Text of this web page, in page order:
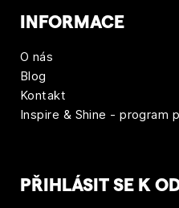
INFORMACE
O nás
Blog
Kontakt
Inspire & Shine - program
PŘIHLÁSIT SE K